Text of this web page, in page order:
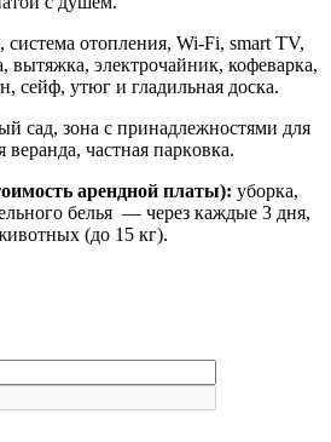
система отопления, Wi-Fi, smart TV,
вытяжка, электрочайник, кофеварка,
сейф, утюг и гладильная доска.
сад, зона с принадлежностями для
частная парковка.
арендной платы): уборка,
белья — через каждые 3 дня,
(до 15 кг).